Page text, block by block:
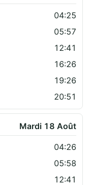
04:25
05:57
12:41
16:26
19:26
20:51
Mardi 18 Août
04:26
05:58
12:41